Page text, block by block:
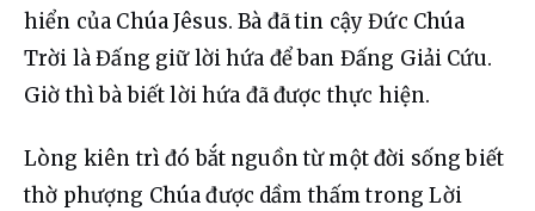
hiển của Chúa Jêsus. Bà đã tin cậy Đức Chúa
Trời là Đấng giữ lời hứa để ban Đấng Giải Cứu.
Giờ thì bà biết lời hứa đã được thực hiện.
Lòng kiên trì đó bắt nguồn từ một đời sống biết
thờ phượng Chúa được dầm thấm trong Lời